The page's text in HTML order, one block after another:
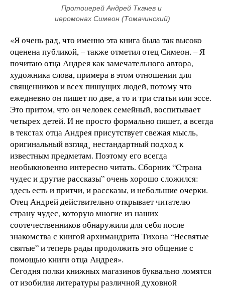
Протоиерей Андрей Ткачев и
иеромонах Симеон (Томачинский)
«Я очень рад, что именно эта книга была так высоко
оценена публикой, – также отметил отец Симеон. – Я
почитаю отца Андрея как замечательного автора,
художника слова, примера в этом отношении для
священников и всех пишущих людей, потому что
ежедневно он пишет по две, а то и три статьи или эссе.
Это притом, что он человек семейный, воспитывает
четырех детей. И не просто формально пишет, а всегда
в текстах отца Андрея присутствует свежая мысль,
оригинальный взгляд¸ нестандартный подход к
известным предметам. Поэтому его всегда
необыкновенно интересно читать. Сборник “Страна
чудес и другие рассказы” очень хорошо сложился:
здесь есть и притчи, и рассказы, и небольшие очерки.
Отец Андрей действительно открывает читателю
страну чудес, которую многие из наших
соотечественников обнаружили для себя после
знакомства с книгой архимандрита Тихона “Несвятые
святые” и теперь рады продолжить это общение с
помощью книги отца Андрея».
Сегодня полки книжных магазинов буквально ломятся
от изобилия литературы различной духовной